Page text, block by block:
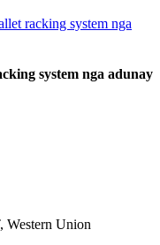
system nga adunay
Western Union